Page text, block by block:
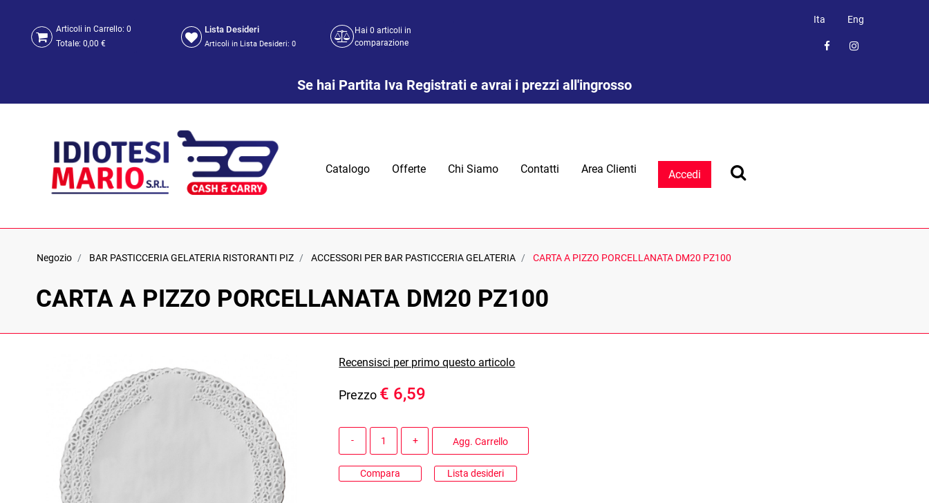
Articoli in Carrello: 0
Totale: 0,00 €
Lista Desideri
Articoli in Lista Desideri: 0
Hai0 articoli in
comparazione
Ita Eng
Se hai Partita Iva Registrati e avrai i prezzi all'ingrosso
Catalogo Offerte Chi Siamo Contatti Area Clienti Accedi
Negozio BAR PASTICCERIA GELATERIA RISTORANTI PIZ ACCESSORI PER BAR PASTICCERIA GELATERIA CARTA A PIZZO PORCELLANATA DM20 PZ100
CARTA A PIZZO PORCELLANATA DM20 PZ100
Recensisci per primo questo articolo
Prezzo € 6,59
Agg. Carrello
Compara Lista desideri